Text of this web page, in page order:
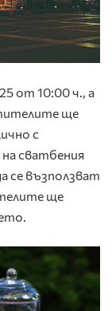
от 10:00 ч., а
ще
с
сватбения
се възползват
ще